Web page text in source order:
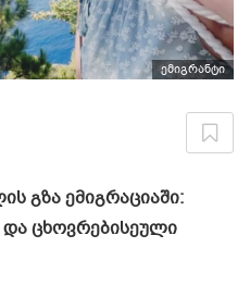
ემიგრანტი
გზა ემიგრაციაში:
ცხოვრებისეული